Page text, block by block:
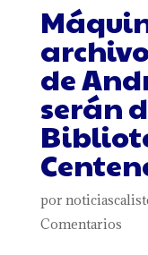
de
serán
por
Comentarios